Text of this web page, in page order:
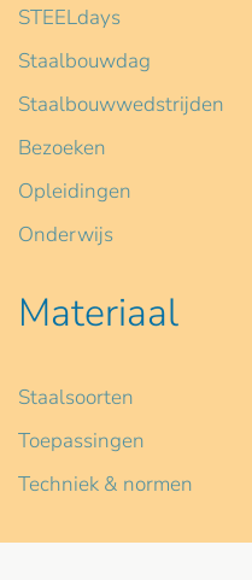
STEELdays
Staalbouwdag
Staalbouwwedstrijden
Bezoeken
Opleidingen
Onderwijs
Materiaal
Staalsoorten
Toepassingen
Techniek & normen